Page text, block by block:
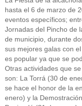
hasta el 6 de marzo de
eventos específicos;
Jornadas del Pincho de
de municipio, durante
sus mejores galas con
es popular ya que se
Otras actividades que
son: La Torrá (30 de
se hace el honor de la
enero) y la